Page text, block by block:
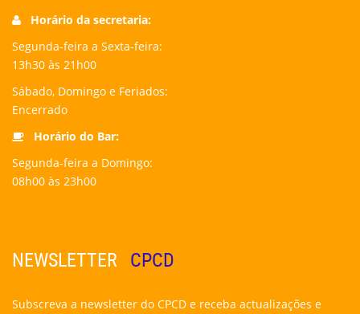
Horário da secretaria:
Segunda-feira a Sexta-feira:
13h30 às 21h00
Sábado, Domingo e Feriados:
Encerrado
Horário do Bar:
Segunda-feira a Domingo:
08h00 às 23h00
NEWSLETTER CPCD
Subscreva a newsletter do CPCD e receba actualizações e